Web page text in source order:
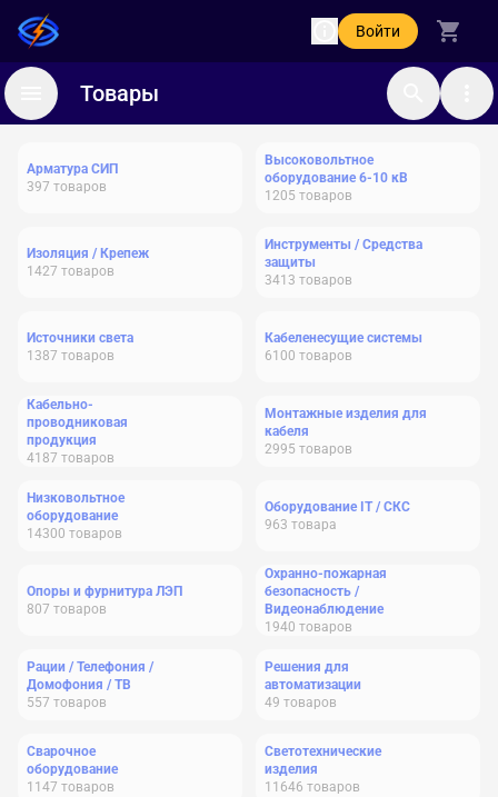
Войти
Товары
Арматура СИП
397 товаров
Высоковольтное
оборудование 6-10 кВ
1205 товаров
Изоляция / Крепеж
1427 товаров
Инструменты / Средства
защиты
3413 товаров
Источники света
1387 товаров
Кабеленесущие системы
6100 товаров
Кабельно-
проводниковая
продукция
4187 товаров
Монтажные изделия для
кабеля
2995 товаров
Низковольтное
оборудование
14300 товаров
Оборудование IT / СКС
963 товара
Опоры и фурнитура ЛЭП
807 товаров
Охранно-пожарная
безопасность /
Видеонаблюдение
1940 товаров
Рации / Телефония /
Домофония / ТВ
557 товаров
Решения для
автоматизации
49 товаров
Сварочное
оборудование
1147 товаров
Светотехнические
изделия
11646 товаров